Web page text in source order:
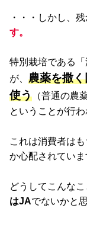
・・・しかし、残
す。
特別栽培である
が、 農薬を撒
使う （普通の農
ということが行
これは消費者は
か心配されていま
どうしてこんな
はJAでないかと